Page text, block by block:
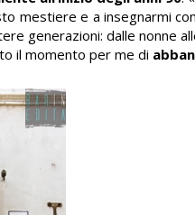
mestiere e a insegnarmi
generazioni: dalle nonne
il momento per me di